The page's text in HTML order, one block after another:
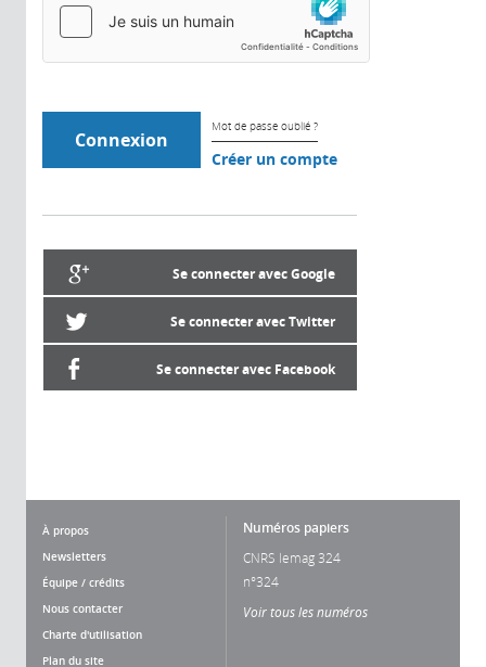
Mot de passe oublié ?
Créer un compte
Se connecter avec Google
Se connecter avec Twitter
Se connecter avec Facebook
À propos
Newsletters
Équipe / crédits
Nous contacter
Charte d'utilisation
Plan du site
Numéros papiers
CNRS lemag 324
n°324
Voir tous les numéros